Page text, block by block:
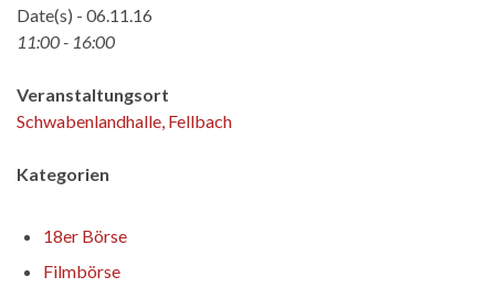
Date(s) - 06.11.16
11:00 - 16:00
Veranstaltungsort
Schwabenlandhalle, Fellbach
Kategorien
18er Börse
Filmbörse